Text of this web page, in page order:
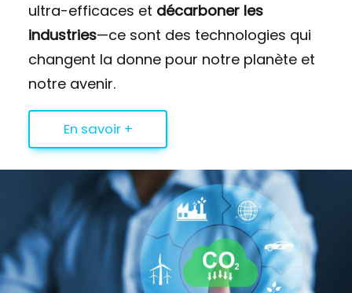
ultra-efficaces et décarboner les
industries—ce sont des technologies qui
changent la donne pour notre planète et
notre avenir.
En savoir +